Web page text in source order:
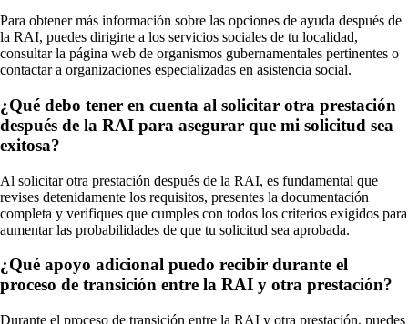
Para obtener más información sobre las opciones de ayuda después de
la RAI, puedes dirigirte a los servicios sociales de tu localidad,
consultar la página web de organismos gubernamentales pertinentes o
contactar a organizaciones especializadas en asistencia social.
¿Qué debo tener en cuenta al solicitar otra prestación
después de la RAI para asegurar que mi solicitud sea
exitosa?
Al solicitar otra prestación después de la RAI, es fundamental que
revises detenidamente los requisitos, presentes la documentación
completa y verifiques que cumples con todos los criterios exigidos para
aumentar las probabilidades de que tu solicitud sea aprobada.
¿Qué apoyo adicional puedo recibir durante el
proceso de transición entre la RAI y otra prestación?
Durante el proceso de transición entre la RAI y otra prestación, puedes